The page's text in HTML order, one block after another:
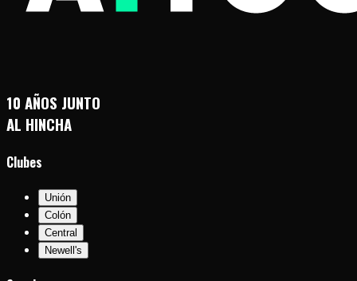
10 AÑOS JUNTO
AL HINCHA
Clubes
Unión
Colón
Central
Newell's